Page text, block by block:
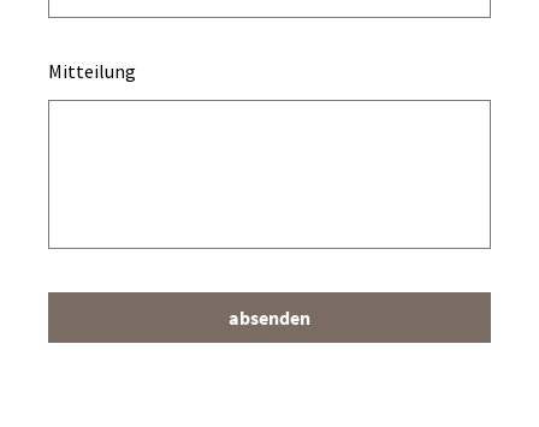
Mitteilung
absenden